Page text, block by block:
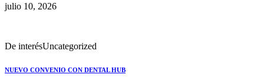
julio 10, 2026
De interésUncategorized
NUEVO CONVENIO CON DENTAL HUB